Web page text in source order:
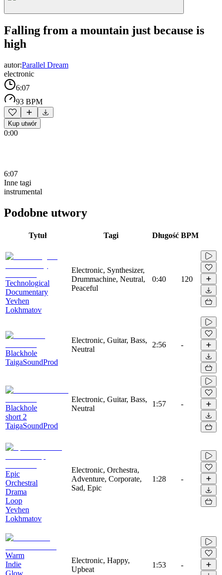
Falling from a mountain just because is
high
autor:Parallel Dream
electronic
6:07
93 BPM
Kup utwór
0:00
6:07
Inne tagi
instrumental
Podobne utwory
Tytuł Tagi Długość BPM
Technological
Documentary
Yevhen
Lokhmatov
Electronic, Synthesizer,
Drummachine, Neutral,
Peaceful
0:40 120
Blackhole
TaigaSoundProd
Electronic, Guitar, Bass,
Neutral
2:56 -
Blackhole
short 2
TaigaSoundProd
Electronic, Guitar, Bass,
Neutral
1:57 -
Epic
Orchestral
Drama
Loop
Yevhen
Lokhmatov
Electronic, Orchestra,
Adventure, Corporate,
Sad, Epic
1:28 -
Warm
Indie
Glow
Electronic, Happy,
Upbeat
1:53 -